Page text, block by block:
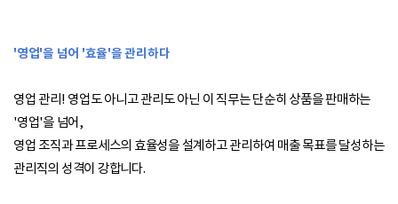
'영업'을 넘어 '효율'을 관리하다
영업 관리! 영업도 아니고 관리도 아닌 이 직무는 단순히 상품을 판매하는
'영업'을 넘어,
영업 조직과 프로세스의 효율성을 설계하고 관리하여 매출 목표를 달성하는
관리직의 성격이 강합니다.